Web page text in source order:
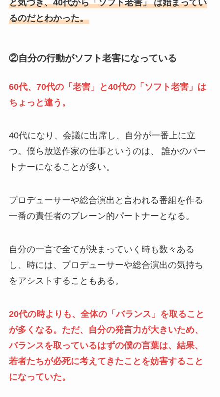
と気づき、40代から「ソフト老害」 は始まってい
るのだとわかった。
②自分の行動がソフト老害になっている
60代、70代の「老害」と40代の「ソフト老害」は
ちょっと違う。
40代になり、会議に出席し、自分が一番上に立
つ。僕ら放送作家の仕事というのは、 誰かのパー
トナーになることが多い。
プロデューサーや総合演出と言われる番組を作る
一番の責任者のブレーン的パートナーとなる。
自分の一言で全てが決まっていく時も数々ある
し、時には、プロデューサーや総合演出の気持ち
をアシストすることもある。
20代の時よりも、全体の「バランス」を取ること
が多くなる。ただ、自分の発言力が大きいため、
バランスを取っているはずの僕の言葉は、結果、
若者たちが必死に考えてきたことを妨害すること
になっていた。